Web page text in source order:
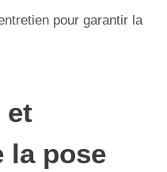
pour garantir la
et
la pose